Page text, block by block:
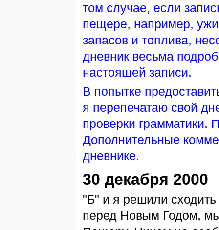
том случае, если
пещере, например,
запасов и топлива,
дневник весьма
настоящей записи.
В попытке
я перепечатаю свой
проверки грамматики.
Дополнительные
дневнике.
30 декабря 2000
"Б" и я решили
перед Новым Годом,